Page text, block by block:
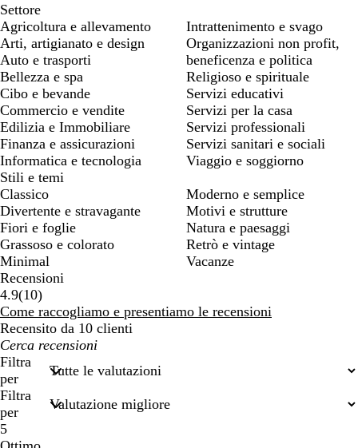
Settore
Agricoltura e allevamento
Arti, artigianato e design
Auto e trasporti
Bellezza e spa
Cibo e bevande
Commercio e vendite
Edilizia e Immobiliare
Finanza e assicurazioni
Informatica e tecnologia
Intrattenimento e svago
Organizzazioni non profit,
beneficenza e politica
Religioso e spirituale
Servizi educativi
Servizi per la casa
Servizi professionali
Servizi sanitari e sociali
Viaggio e soggiorno
Stili e temi
Classico
Divertente e stravagante
Fiori e foglie
Grassoso e colorato
Minimal
Moderno e semplice
Motivi e strutture
Natura e paesaggi
Retrò e vintage
Vacanze
Recensioni
4.9(1010
recensioni
)
Come raccogliamo e presentiamo le recensioni
Recensito da 10 clienti
I
miei
termini
di
ricerca
Filtra
per
Filtra
per
5